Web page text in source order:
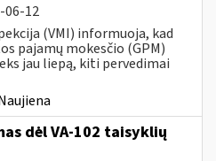
06-12
(VMI) informuoja, kad
pajamų mokesčio (GPM)
jau liepą, kiti pervedimai
dėl VA-102 taisyklių